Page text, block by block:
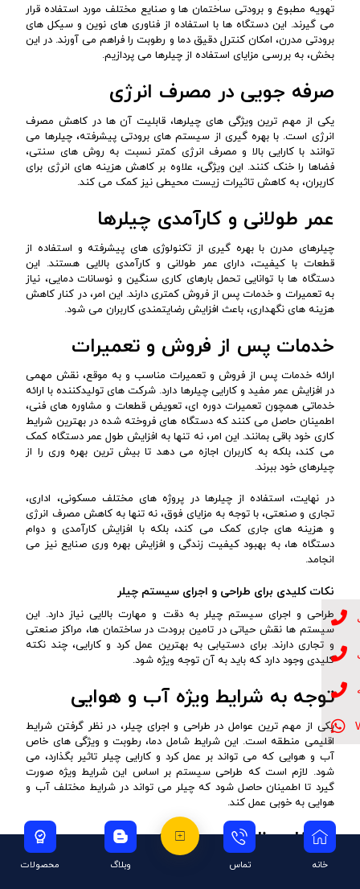
تهویه مطبوع و برودتی ساختمان ها و صنایع مختلف مورد استفاده قرار
می گیرند. این دستگاه ها با استفاده از فناوری های نوین و سیکل های
برودتی مدرن، امکان کنترل دقیق دما و رطوبت را فراهم می آورند. در این
بخش، به بررسی مزایای استفاده از چیلرها می پردازیم.
صرفه جویی در مصرف انرژی
یکی از مهم ترین ویژگی های چیلرها، قابلیت آن ها در کاهش مصرف
انرژی است. با بهره گیری از سیستم های برودتی پیشرفته، چیلرها می
توانند با کارایی بالا و مصرف انرژی کمتر نسبت به روش های سنتی،
فضاها را خنک کنند. این ویژگی، علاوه بر کاهش هزینه های انرژی برای
کاربران، به کاهش تاثیرات زیست محیطی نیز کمک می کند.
عمر طولانی و کارآمدی چیلرها
چیلرهای مدرن با بهره گیری از تکنولوژی های پیشرفته و استفاده از
قطعات با کیفیت، دارای عمر طولانی و کارآمدی بالایی هستند. این
دستگاه ها با توانایی تحمل بارهای کاری سنگین و نوسانات دمایی، نیاز
به تعمیرات و خدمات پس از فروش کمتری دارند. این امر، در کنار کاهش
هزینه های نگهداری، باعث افزایش رضایتمندی کاربران می شود.
خدمات پس از فروش و تعمیرات
ارائه خدمات پس از فروش و تعمیرات مناسب و به موقع، نقش مهمی
در افزایش عمر مفید و کارایی چیلرها دارد. شرکت های تولیدکننده با ارائه
خدماتی همچون تعمیرات دوره ای، تعویض قطعات و مشاوره های فنی،
اطمینان حاصل می کنند که دستگاه های فروخته شده در بهترین شرایط
کاری خود باقی بمانند. این امر، نه تنها به افزایش طول عمر دستگاه کمک
می کند، بلکه به کاربران اجازه می دهد تا بیش ترین بهره وری را از
چیلرهای خود ببرند.
در نهایت، استفاده از چیلرها در پروژه های مختلف مسکونی، اداری،
تجاری و صنعتی، با توجه به مزایای فوق، نه تنها به کاهش مصرف انرژی
و هزینه های جاری کمک می کند، بلکه با افزایش کارآمدی و دوام
دستگاه ها، به بهبود کیفیت زندگی و افزایش بهره وری صنایع نیز می
انجامد.
نکات کلیدی برای طراحی و اجرای سیستم چیلر
طراحی و اجرای سیستم چیلر به دقت و مهارت بالایی نیاز دارد. این
سیستم ها نقش حیاتی در تامین برودت در ساختمان ها، مراکز صنعتی
و تجاری دارند. برای دستیابی به بهترین عمل کرد و کارایی، چند نکته
کلیدی وجود دارد که باید به آن توجه ویژه شود.
توجه به شرایط ویژه آب و هوایی
یکی از مهم ترین عوامل در طراحی و اجرای چیلر، در نظر گرفتن شرایط
اقلیمی منطقه است. این شرایط شامل دما، رطوبت و ویژگی های خاص
آب و هوایی که می تواند بر عمل کرد و کارایی چیلر تاثیر بگذارد، می
شود. لازم است که طراحی سیستم بر اساس این شرایط ویژه صورت
گیرد تا اطمینان حاصل شود که چیلر می تواند در شرایط مختلف آب و
هوایی به خوبی عمل کند.
انتخاب ظرفیت و اندازه مناسب چیلر
انتخاب صحیح ظرفیت و اندازه چیلر بر اساس نیازهای سرمایشی مکان
خانه تماس وبلاگ محصولات